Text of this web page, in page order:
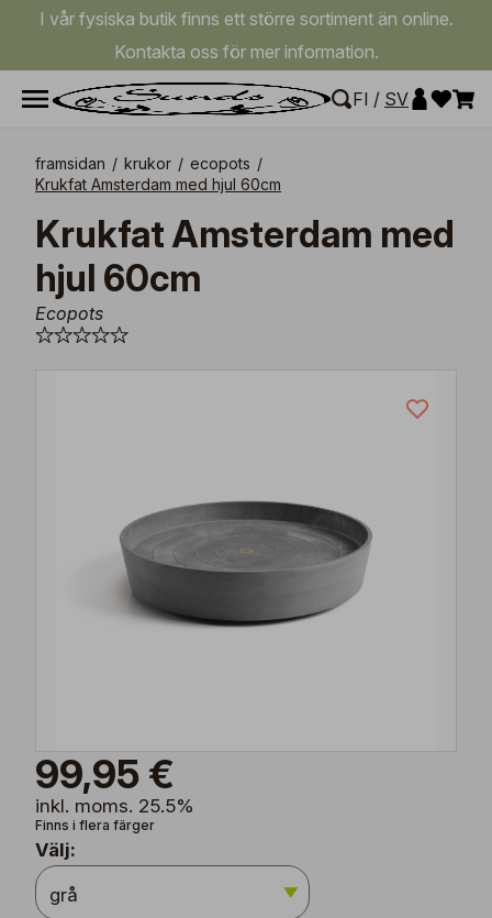
I vår fysiska butik finns ett större sortiment än online.
Kontakta oss för mer information.
FI / SV
framsidan / krukor / ecopots /
Krukfat Amsterdam med hjul 60cm
Krukfat Amsterdam med
hjul 60cm
Ecopots
99,95 €
inkl. moms. 25.5%
Finns i flera färger
Välj: